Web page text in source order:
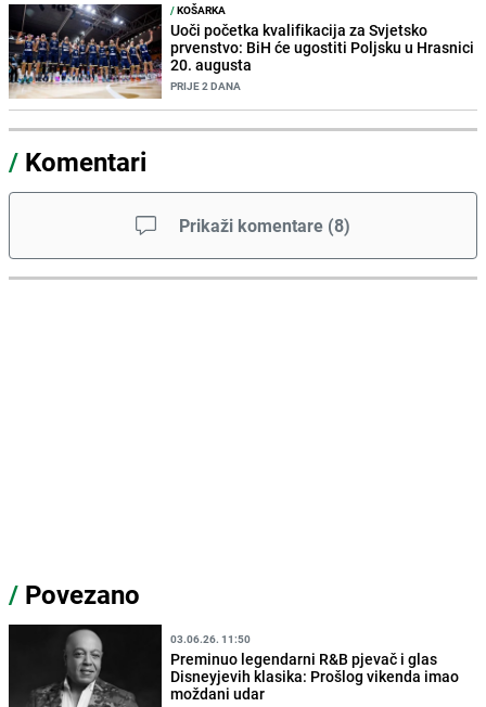
/KOŠARKA
Uoči početka kvalifikacija za Svjetsko
prvenstvo: BiH će ugostiti Poljsku u Hrasnici
20. augusta
PRIJE 2 DANA
/ Komentari
Prikaži komentare (8)
/ Povezano
03.06.26. 11:50
Preminuo legendarni R&B pjevač i glas
Disneyjevih klasika: Prošlog vikenda imao
moždani udar